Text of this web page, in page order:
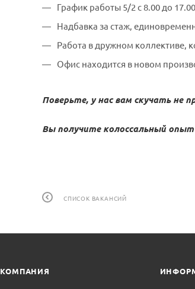
График работы 5/2 с 8.00 до
Надбавка за стаж,
Работа в дружном коллективе,
Офис находится в новом
Поверьте, у нас вам скучать не
Вы получите колоссальный
СПИСОК ВАКАНСИЙ
КОМПАНИЯ